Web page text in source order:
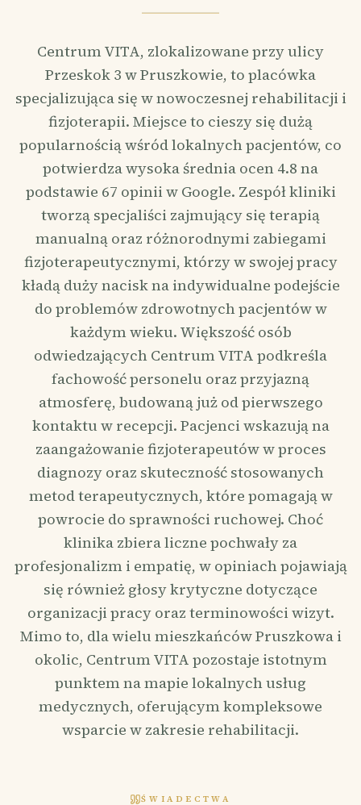
Centrum VITA, zlokalizowane przy ulicy
Przeskok 3 w Pruszkowie, to placówka
specjalizująca się w nowoczesnej rehabilitacji i
fizjoterapii. Miejsce to cieszy się dużą
popularnością wśród lokalnych pacjentów, co
potwierdza wysoka średnia ocen 4.8 na
podstawie 67 opinii w Google. Zespół kliniki
tworzą specjaliści zajmujący się terapią
manualną oraz różnorodnymi zabiegami
fizjoterapeutycznymi, którzy w swojej pracy
kładą duży nacisk na indywidualne podejście
do problemów zdrowotnych pacjentów w
każdym wieku. Większość osób
odwiedzających Centrum VITA podkreśla
fachowość personelu oraz przyjazną
atmosferę, budowaną już od pierwszego
kontaktu w recepcji. Pacjenci wskazują na
zaangażowanie fizjoterapeutów w proces
diagnozy oraz skuteczność stosowanych
metod terapeutycznych, które pomagają w
powrocie do sprawności ruchowej. Choć
klinika zbiera liczne pochwały za
profesjonalizm i empatię, w opiniach pojawiają
się również głosy krytyczne dotyczące
organizacji pracy oraz terminowości wizyt.
Mimo to, dla wielu mieszkańców Pruszkowa i
okolic, Centrum VITA pozostaje istotnym
punktem na mapie lokalnych usług
medycznych, oferującym kompleksowe
wsparcie w zakresie rehabilitacji.
ŚWIADECTWA